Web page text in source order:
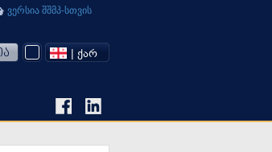
ვერსია შშმპ-სთვის
| ᲥᲐᲠ